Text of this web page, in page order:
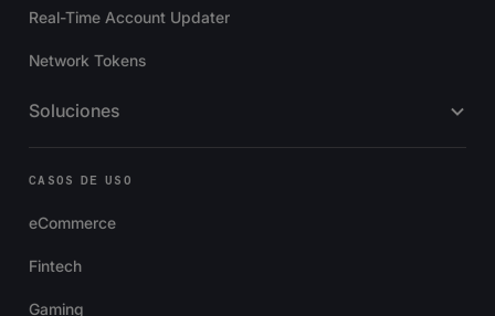
Real-Time Account Updater
Network Tokens
Soluciones
CASOS DE USO
eCommerce
Fintech
Gaming